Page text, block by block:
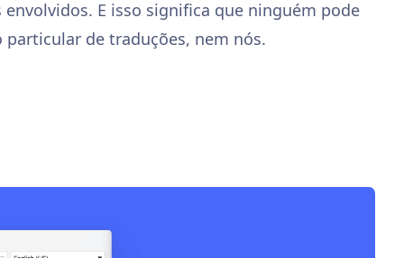
E isso significa que ninguém pode
particular de traduções, nem nós.